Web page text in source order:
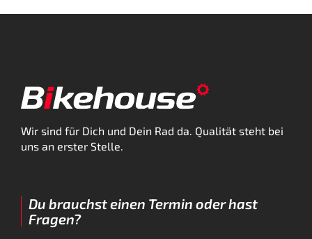
Wir sind für Dich und Dein Rad da. Qualität steht bei
uns an erster Stelle.
Du brauchst einen Termin oder hast
Fragen?